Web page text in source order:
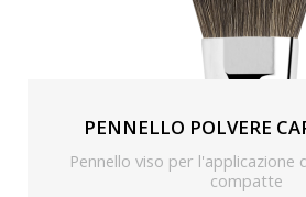
PENNELLO POLVERE
Pennello viso per l'applicazione
compatte